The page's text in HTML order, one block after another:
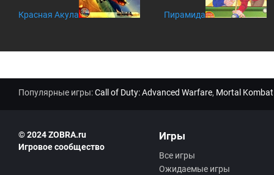
Красная Акула Пирамида
Популярные игры:Call of Duty: Advanced Warfare, Mortal
© 2024 ZOBRA.ru
Игровое сообщество
Игры
Все игры
Ожидаемые игры